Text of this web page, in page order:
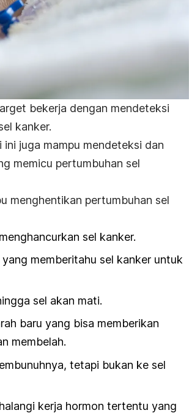
bekerja dengan mendeteksi
kanker.
juga mampu mendeteksi dan
memicu pertumbuhan sel
menghentikan pertumbuhan sel
sel kanker.
memberitahu sel kanker untuk
sel akan mati.
baru yang bisa memberikan
membelah.
tetapi bukan ke sel
kerja hormon tertentu yang